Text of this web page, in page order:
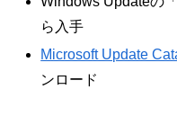
ら入手
Microsoft Update
ンロード